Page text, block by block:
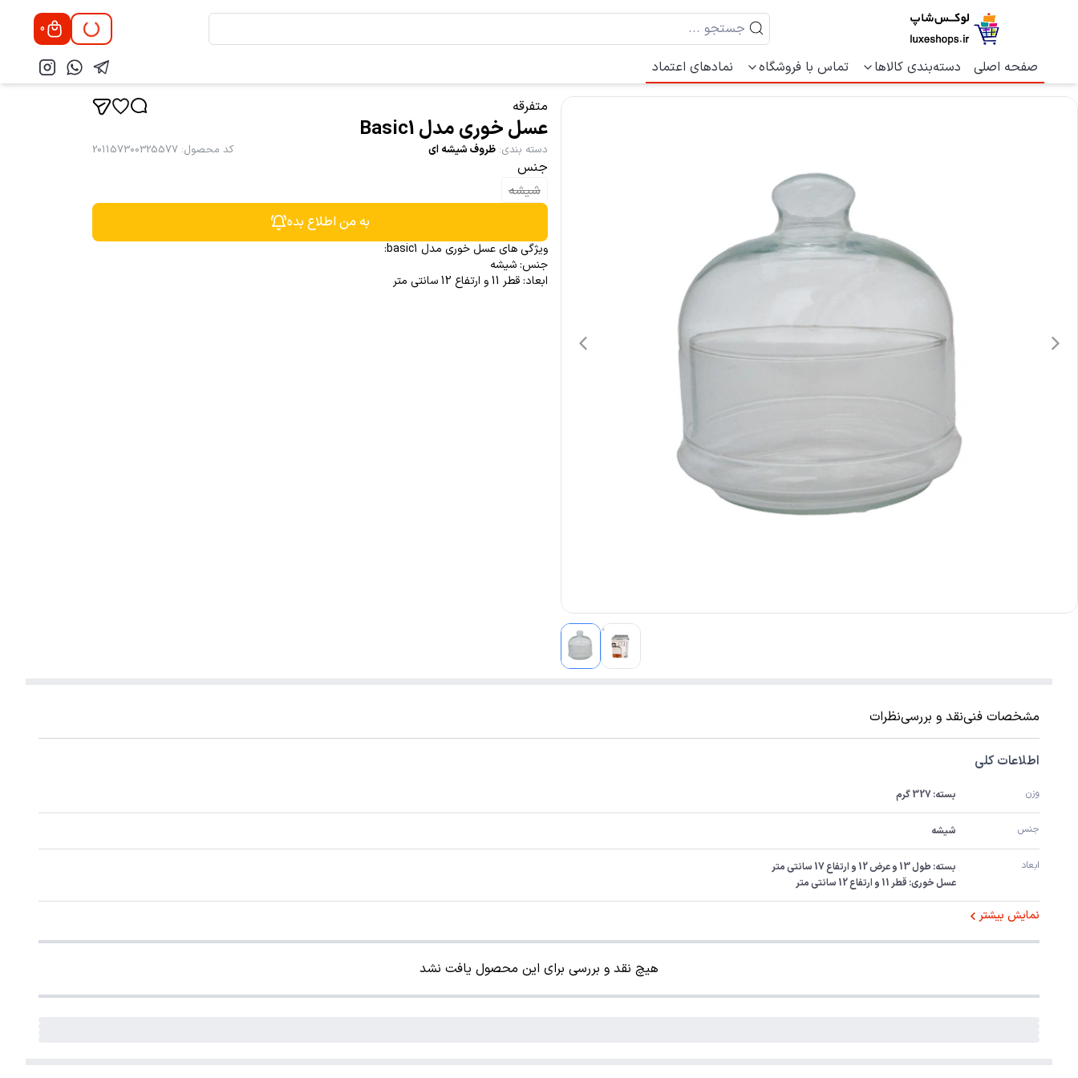
0
صفحه اصلی دسته‌بندی کالاها تماس با فروشگاه نمادهای اعتماد
متفرقه
عسل خوری مدل Basic1
دسته بندی: ظروف شیشه ای کد محصول:
201157300325577
جنس
شیشه
به من اطلاع بده
ویژگی های عسل خوری مدل basic1:
جنس: شیشه
ابعاد: قطر 11 و ارتفاع 12 سانتی متر
مشخصات فنینقد و بررسینظرات
اطلاعات کلی
وزن بسته: 327 گرم
جنس شیشه
ابعاد
عسل خوری: قطر 11 و ارتفاع 12 سانتی متر
نمایش بیشتر
هیچ نقد و بررسی برای این محصول یافت نشد